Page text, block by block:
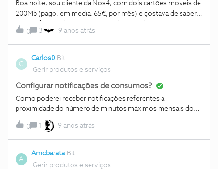
Boa noite, sou cliente da Nos4, com dois cartões moveis de
200Mb (pago, em media, 65€, por mês) e gostava de saber
Obrigado
0 3 9 anos atrás
C
Carlos0 Bit
Gerir produtos e serviços
Configurar notificações de consumos?
Como poderei receber notificações referentes à
proximidade do número de minutos máximos mensais do
tarifário? Obrigado.
0
1 9 anos atrás
A
Amcbarata Bit
Gerir produtos e serviços